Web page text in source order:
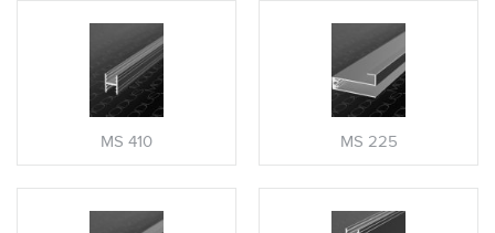
MS 410 MS 225